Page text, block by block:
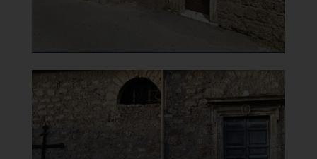
Chiesa di Santa Maria del
Carmine